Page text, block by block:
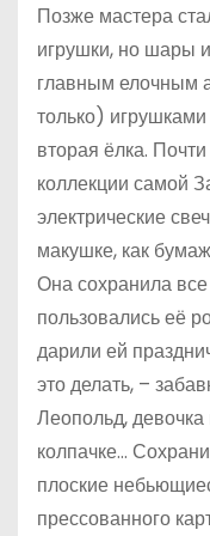
Позже мастера
игрушки, но шары
главным елочным
только)
вторая ёлка.
коллекции самой
электрические
макушке, как
Она сохранила
пользовались её
дарили ей
это делать, –
Леопольд,
колпачке…
плоские
прессованного